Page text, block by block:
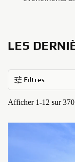
LES
Filtres
Afficher 1-12 sur 370